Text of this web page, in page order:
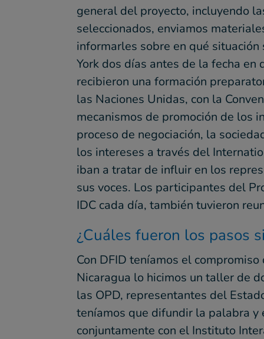
general del proyecto, incluyendo
seleccionados, enviamos
informarles sobre en qué
York dos días antes de la fecha en
recibieron una formación
las Naciones Unidas, con la
mecanismos de promoción de los
proceso de negociación, la
los intereses a través del
iban a tratar de influir en los
sus voces. Los participantes del
IDC cada día, también tuvieron
¿Cuáles fueron los pasos
Con DFID teníamos el
Nicaragua lo hicimos un taller de
las OPD, representantes del
teníamos que difundir la palabra y
conjuntamente con el Instituto